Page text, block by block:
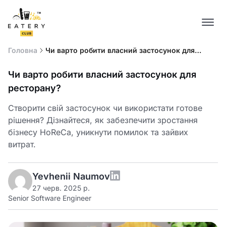
Головна
Чи варто робити власний застосунок для
Чи варто робити власний застосунок для
ресторану?
Створити свій застосунок чи використати готове
рішення? Дізнайтеся, як забезпечити зростання
бізнесу HoReCa, уникнути помилок та зайвих
витрат.
Yevhenii Naumov
27 черв. 2025 р.
Senior Software Engineer